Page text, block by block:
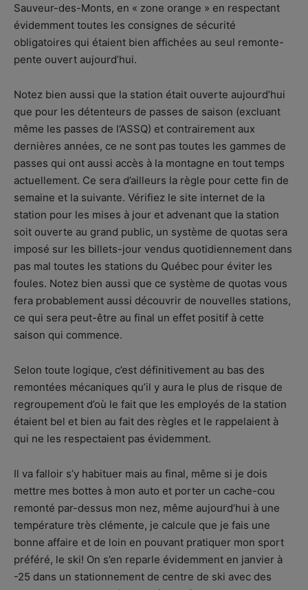
Sauveur-des-Monts, en « zone orange » en respectant
évidemment toutes les consignes de sécurité
obligatoires qui étaient bien affichées au seul remonte-
pente ouvert aujourd’hui.
Notez bien aussi que la station était ouverte aujourd’hui
que pour les détenteurs de passes de saison (excluant
même les passes de l’ASSQ) et contrairement aux
dernières années, ce ne sont pas toutes les gammes de
passes qui ont aussi accès à la montagne en tout temps
actuellement. Ce sera d’ailleurs la règle pour cette fin de
semaine et la suivante. Vérifiez le site internet de la
station pour les mises à jour et advenant que la station
soit ouverte au grand public, un système de quotas sera
imposé sur les billets-jour vendus quotidiennement dans
pas mal toutes les stations du Québec pour éviter les
foules. Notez bien aussi que ce système de quotas vous
fera probablement aussi découvrir de nouvelles stations,
ce qui sera peut-être au final un effet positif à cette
saison qui commence.
Selon toute logique, c’est définitivement au bas des
remontées mécaniques qu’il y aura le plus de risque de
regroupement d’où le fait que les employés de la station
étaient bel et bien au fait des règles et le rappelaient à
qui ne les respectaient pas évidemment.
Il va falloir s’y habituer mais au final, même si je dois
mettre mes bottes à mon auto et porter un cache-cou
remonté par-dessus mon nez, même aujourd’hui à une
température très clémente, je calcule que je fais une
bonne affaire et de loin en pouvant pratiquer mon sport
préféré, le ski! On s’en reparle évidemment en janvier à
-25 dans un stationnement de centre de ski avec des